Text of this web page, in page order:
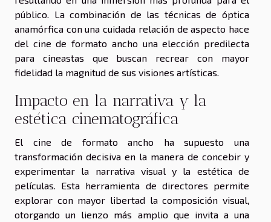
público. La combinación de las técnicas de óptica
anamórfica con una cuidada relación de aspecto hace
del cine de formato ancho una elección predilecta
para cineastas que buscan recrear con mayor
fidelidad la magnitud de sus visiones artísticas.
Impacto en la narrativa y la
estética cinematográfica
El cine de formato ancho ha supuesto una
transformación decisiva en la manera de concebir y
experimentar la narrativa visual y la estética de
películas. Esta herramienta de directores permite
explorar con mayor libertad la composición visual,
otorgando un lienzo más amplio que invita a una